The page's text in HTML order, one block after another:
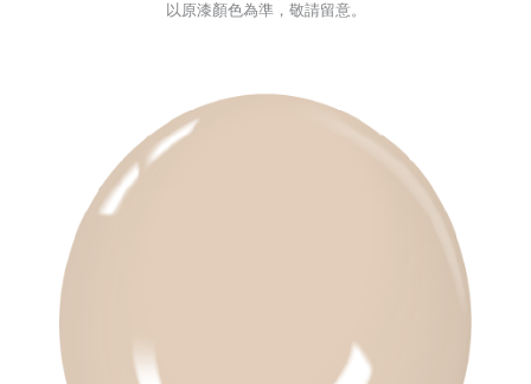
以原漆顏色為準，敬請留意。